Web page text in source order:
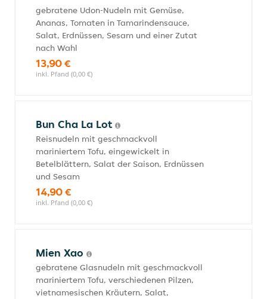
gebratene Udon-Nudeln mit Gemüse,
Ananas, Tomaten in Tamarindensauce,
Salat, Erdnüssen, Sesam und einer Zutat
nach Wahl
13,90 €
inkl. Pfand (0,00 €)
Bun Cha La Lot
Reisnudeln mit geschmackvoll
mariniertem Tofu, eingewickelt in
Betelblättern, Salat der Saison, Erdnüssen
und Sesam
14,90 €
inkl. Pfand (0,00 €)
Mien Xao
gebratene Glasnudeln mit geschmackvoll
mariniertem Tofu, verschiedenen Pilzen,
vietnamesischen Kräutern, Salat,